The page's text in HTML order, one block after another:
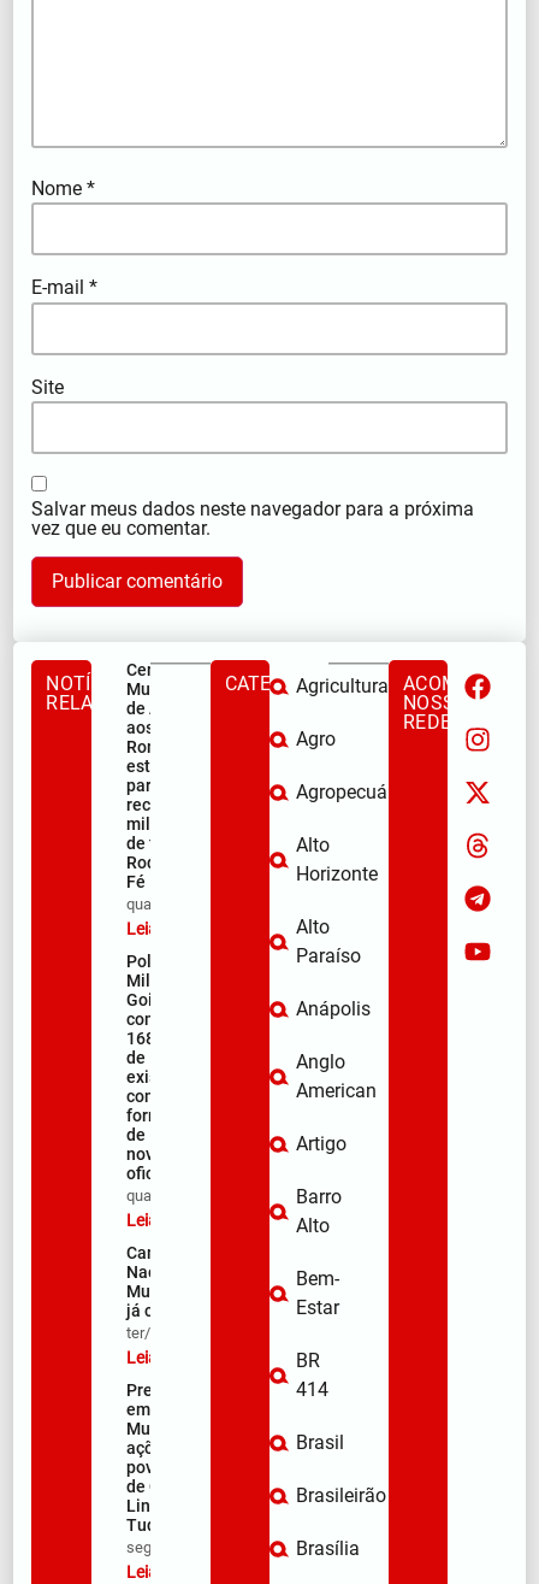
Nome*
E-mail*
Site
Salvar meus dados neste navegador para a próxima
vez que eu comentar.
NOTÍCIAS
RELACIONADAS
Centro
Municipal
de Apoio
aos
Romeiros
está pronto
para
receber
milhares
de fiéis na
Rodovia da
Fé
qua/08/2026
Leia mais »
Polícia
Militar de
Goiás
comemora
168 anos
de
existência
com
formação
de 106
novos
oficiais
qua/08/2026
Leia mais »
Campanha
Nacional de
Multivacinação
já começou
ter/08/2026
Leia mais »
Prefeitura
em Ação:
Mutirão de
ações nos
povoados
de Quebra
Linha e Faz
Tudo
seg/08/2026
Leia mais »
CATEGORIASAgricultura
Agro
Agropecuária
Alto
Horizonte
Alto
Paraíso
Anápolis
Anglo
American
Artigo
Barro
Alto
Bem-
Estar
BR
414
Brasil
Brasileirão
Brasília
ACOMPANHE
NOSSAS
REDES